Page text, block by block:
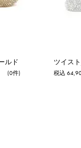
ルド
(0件)
ツイス
税込